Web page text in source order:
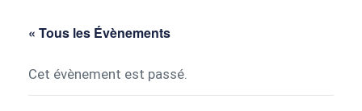
« Tous les Évènements
Cet évènement est passé.